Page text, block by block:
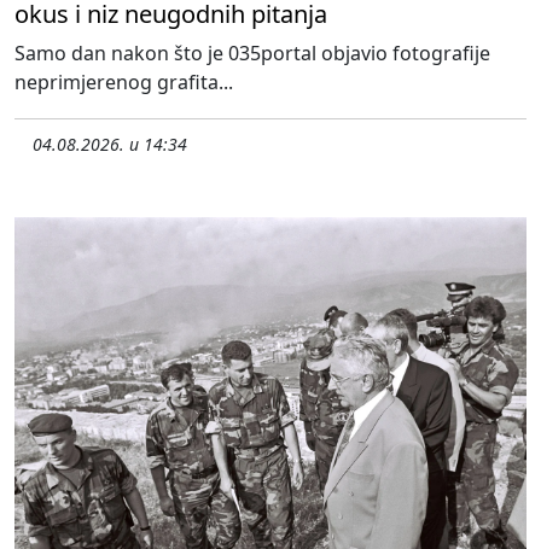
okus i niz neugodnih pitanja
Samo dan nakon što je 035portal objavio fotografije
neprimjerenog grafita...
04.08.2026. u 14:34